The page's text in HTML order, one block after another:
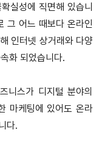
실성에 직면해 있습니
그 어느 때보다 온라인
인터넷 상거래와 다양
화 되었습니다.
니스가 디지털 분야의
마케팅에 있어도 온라
다.